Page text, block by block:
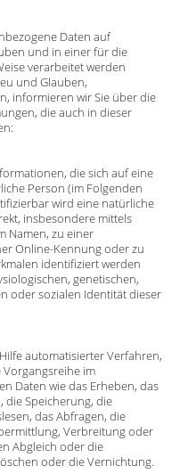
Daten auf
und in einer für die
verarbeitet werden
und Glauben,
informieren wir Sie über die
die auch in dieser
die sich auf eine
Person (im Folgenden
wird eine natürliche
insbesondere mittels
Namen, zu einer
Online-Kennung oder zu
identifiziert werden
genetischen,
oder sozialen Identität dieser
automatisierter Verfahren,
im
Daten wie das Erheben, das
die Speicherung, die
das Abfragen, die
Verbreitung oder
Abgleich oder die
oder die Vernichtung.